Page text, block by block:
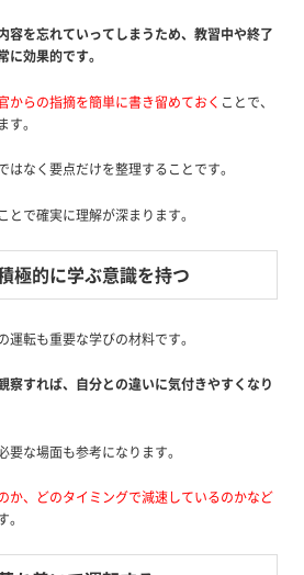
容を忘れていってしまうため、教習中や終了
効果的です。
からの指摘を簡単に書き留めておく ことで、
。
なく要点だけを整理することです。
で確実に理解が深まります。
極的に学ぶ意識を持つ
転も重要な学びの材料です。
察すれば、自分との違いに気付きやすくなり
な場面も参考になります。
か、どのタイミングで減速しているのかなど